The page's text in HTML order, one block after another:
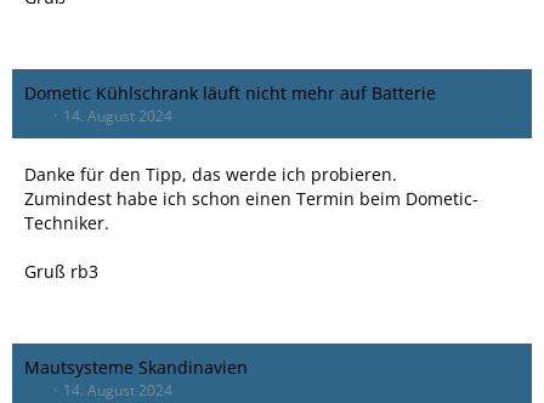
Dometic Kühlschrank läuft nicht mehr auf Batterie
14. August 2024
Danke für den Tipp, das werde ich probieren.
Zumindest habe ich schon einen Termin beim Dometic-
Techniker.
Gruß rb3
Mautsysteme Skandinavien
14. August 2024